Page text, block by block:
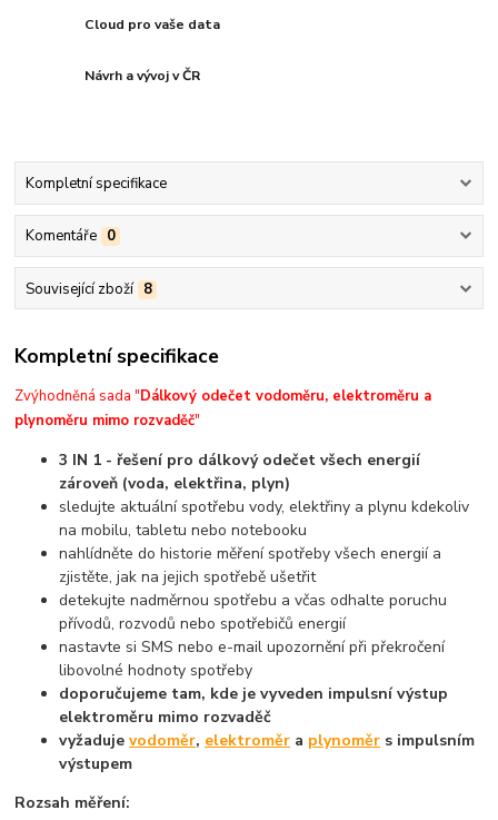
Cloud pro vaše data
Návrh a vývoj v ČR
Kompletní specifikace
Komentáře 0
Související zboží 8
Kompletní specifikace
Zvýhodněná sada "Dálkový odečet vodoměru, elektroměru a
plynoměru mimo rozvaděč"
3 IN 1 - řešení pro dálkový odečet všech energií
zároveň (voda, elektřina, plyn)
sledujte aktuální spotřebu vody, elektřiny a plynu kdekoliv
na mobilu, tabletu nebo notebooku
nahlídněte do historie měření spotřeby všech energií a
zjistěte, jak na jejich spotřebě ušetřit
detekujte nadměrnou spotřebu a včas odhalte poruchu
přívodů, rozvodů nebo spotřebičů energií
nastavte si SMS nebo e-mail upozornění při překročení
libovolné hodnoty spotřeby
doporučujeme tam, kde je vyveden impulsní výstup
elektroměru mimo rozvaděč
vyžadujevodoměr, elektroměr a plynoměr s impulsním
výstupem
Rozsah měření: